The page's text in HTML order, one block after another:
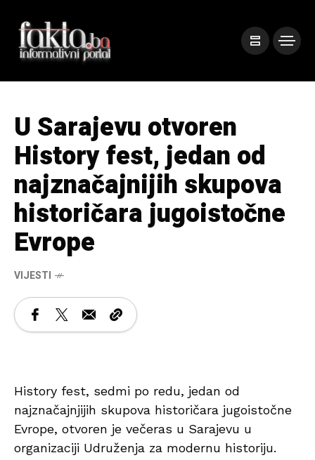
U Sarajevu otvoren
History fest, jedan od
najznačajnijih skupova
historičara jugoistočne
Evrope
VIJESTI
History fest, sedmi po redu, jedan od
najznačajnjijih skupova historičara jugoistočne
Evrope, otvoren je večeras u Sarajevu u
organizaciji Udruženja za modernu historiju.